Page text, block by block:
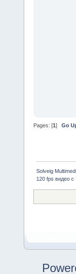
Pages: [1] Go
Solveig
120 fps видео